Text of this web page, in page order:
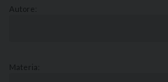
Autore:
Materia: